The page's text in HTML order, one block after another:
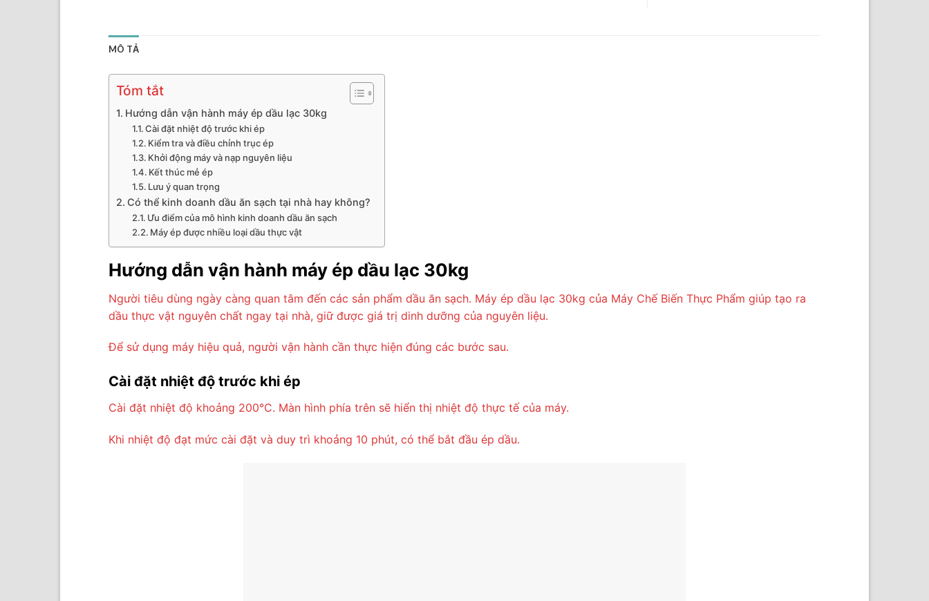
MÔ TẢ
Tóm tắt
Hướng dẫn vận hành máy ép dầu lạc 30kg
Cài đặt nhiệt độ trước khi ép
Kiểm tra và điều chỉnh trục ép
Khởi động máy và nạp nguyên liệu
Kết thúc mẻ ép
Lưu ý quan trọng
Có thể kinh doanh dầu ăn sạch tại nhà hay không?
Ưu điểm của mô hình kinh doanh dầu ăn sạch
Máy ép được nhiều loại dầu thực vật
Hướng dẫn vận hành máy ép dầu lạc 30kg
Người tiêu dùng ngày càng quan tâm đến các sản phẩm dầu ăn sạch. Máy ép dầu lạc 30kg của Máy Chế Biến Thực Phẩm giúp tạo ra
dầu thực vật nguyên chất ngay tại nhà, giữ được giá trị dinh dưỡng của nguyên liệu.
Để sử dụng máy hiệu quả, người vận hành cần thực hiện đúng các bước sau.
Cài đặt nhiệt độ trước khi ép
Cài đặt nhiệt độ khoảng 200°C. Màn hình phía trên sẽ hiển thị nhiệt độ thực tế của máy.
Khi nhiệt độ đạt mức cài đặt và duy trì khoảng 10 phút, có thể bắt đầu ép dầu.